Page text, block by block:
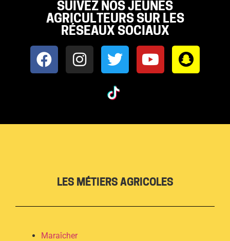
SUIVEZ NOS JEUNES
AGRICULTEURS SUR LES
RÉSEAUX SOCIAUX
LES MÉTIERS AGRICOLES
Maraîcher